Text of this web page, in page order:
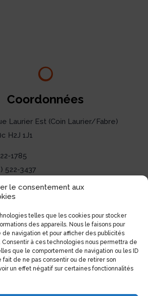
le consentement aux
telles que les cookies pour stocker
des appareils. Nous le faisons pour
de navigation et pour afficher des publicités
Consentir à ces technologies nous permettra de
que le comportement de navigation ou les ID
fait de ne pas consentir ou de retirer son
un effet négatif sur certaines fonctionnalités
Coordonnées
Laurier Est (Coin Laurier/Fabre)
H2J 1J1
1785
522-3437